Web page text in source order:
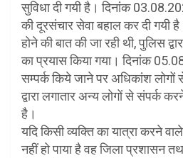
सुविधा दी गयी है। दिनांक
की दूरसंचार सेवा बहाल कर दी गयी
होने की बात की जा रही थी, पुलिस
का प्रयास किया गया। दिनांक
सम्पर्क किये जाने पर अधिकांश लोगों
द्वारा लगातार अन्य लोगों से संपर्क
है।
यदि किसी व्यक्ति का यात्रा करने
नहीं हो पाया है वह जिला प्रशासन